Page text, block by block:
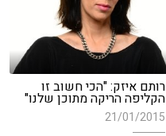
רותם איזק: "הכי חשוב זו
הקליפה הריקה מתוכן שלנו"
21/01/2015